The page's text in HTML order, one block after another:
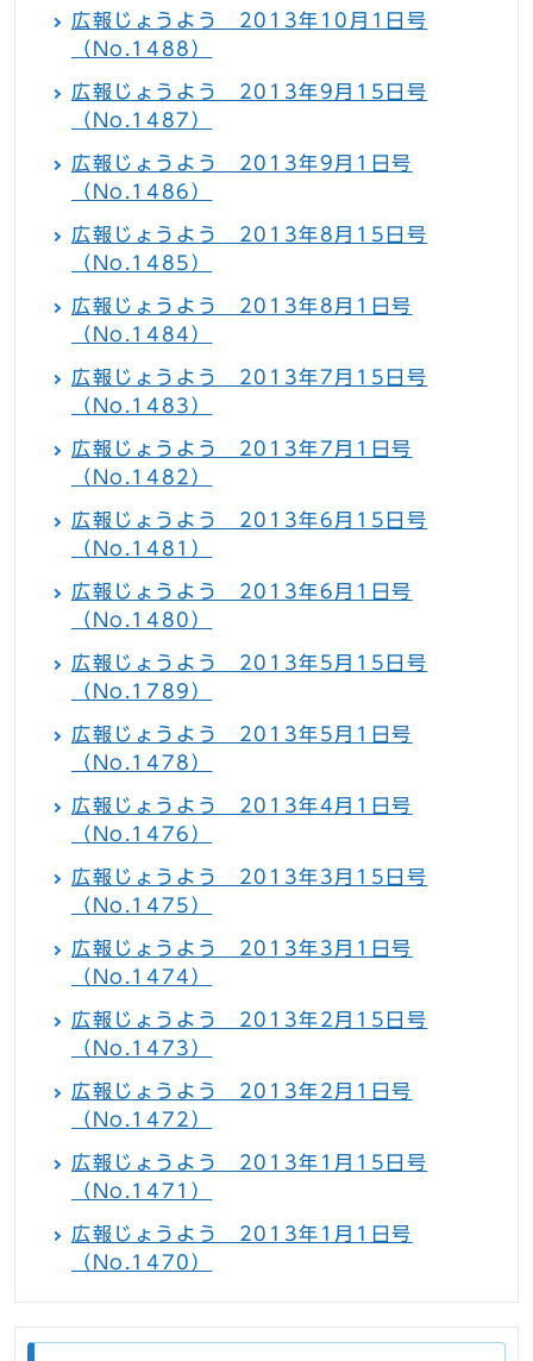
広報じょうよう 2013年10月1日号
（No.1488）
広報じょうよう 2013年9月15日号
（No.1487）
広報じょうよう 2013年9月1日号
（No.1486）
広報じょうよう 2013年8月15日号
（No.1485）
広報じょうよう 2013年8月1日号
（No.1484）
広報じょうよう 2013年7月15日号
（No.1483）
広報じょうよう 2013年7月1日号
（No.1482）
広報じょうよう 2013年6月15日号
（No.1481）
広報じょうよう 2013年6月1日号
（No.1480）
広報じょうよう 2013年5月15日号
（No.1789）
広報じょうよう 2013年5月1日号
（No.1478）
広報じょうよう 2013年4月1日号
（No.1476）
広報じょうよう 2013年3月15日号
（No.1475）
広報じょうよう 2013年3月1日号
（No.1474）
広報じょうよう 2013年2月15日号
（No.1473）
広報じょうよう 2013年2月1日号
（No.1472）
広報じょうよう 2013年1月15日号
（No.1471）
広報じょうよう 2013年1月1日号
（No.1470）